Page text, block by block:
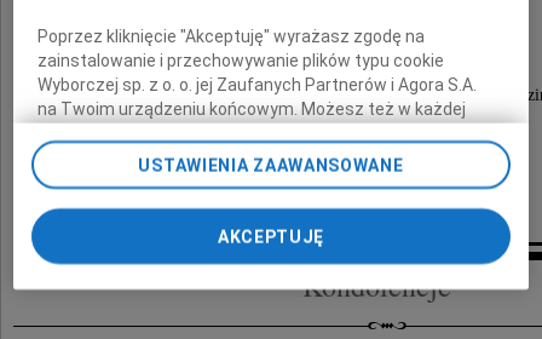
Odeszła od nas Osoba wielkiego serca,
pełna miłości i życzliwości.
Pogrzeb odbędzie się w piątek, 8 lipca 2011 roku o
na Cmentarzu Junikowskim w Poznaniu.
O czym zawiadamia pogrążona w smutku
rodzina
Kondolencje
Poprzez kliknięcie "Akceptuję" wyrażasz zgodę na
zainstalowanie i przechowywanie plików typu cookie
Wyborczej sp. z o. o. jej Zaufanych Partnerów i Agora S.A.
na Twoim urządzeniu końcowym. Możesz też w każdej
ponownie wywołując narzędzie do zarządzania Twoimi
preferencjami dot. przetwarzania danych poprzez
odnośnik „Ustawienia prywatności” w stopce serwisu i
przechodząc do sekcji „Ustawienia zaawansowane”.
Zmiana ustawień plików cookie możliwa jest także za
My, nasi Zaufani Partnerzy i Agora S.A. możemy
USTAWIENIA ZAAWANSOWANE
AKCEPTUJĘ